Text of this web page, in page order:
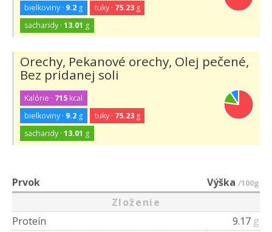
bielkoviny · 9.2 g tuky · 75.23g
sacharidy ·13.01 g
Orechy, Pekanové orechy, Olej pečené,
Bez pridanej soli
Kalórie · 715 kcal
bielkoviny · 9.2 g tuky · 75.23g
sacharidy ·13.01 g
Prvok Výška /100g
Zloženie
Proteín
9.17 g